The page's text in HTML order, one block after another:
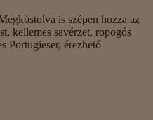
is szépen hozza az
kellemes savérzet, ropogós
Portugieser, érezhető